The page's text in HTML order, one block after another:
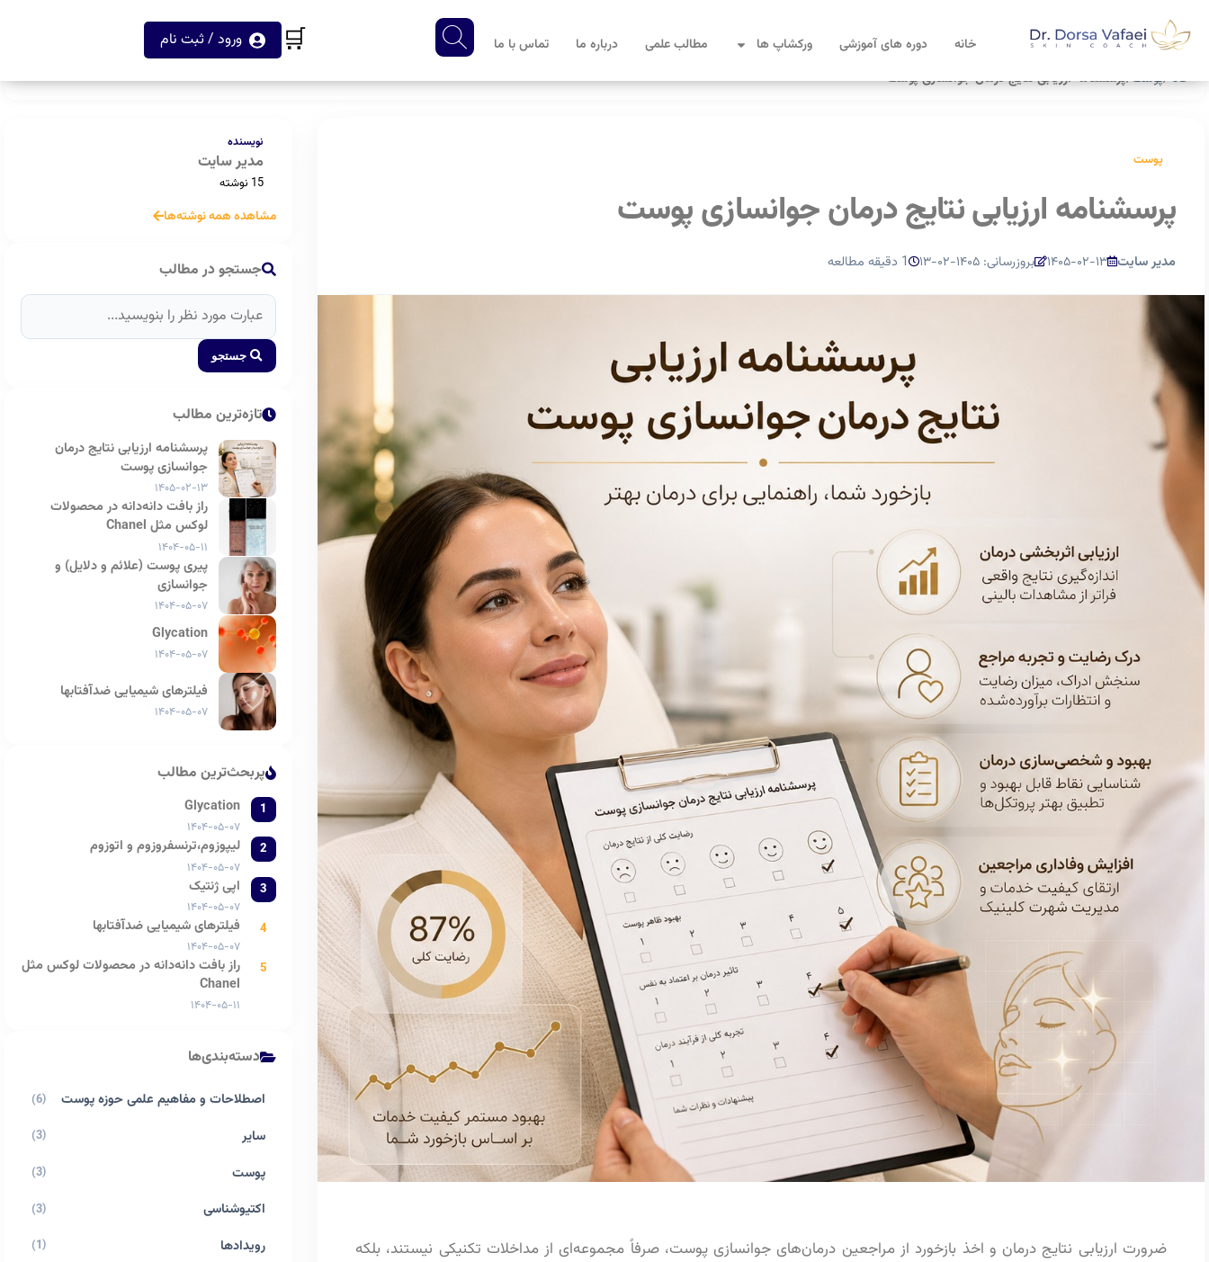
خانه دوره های آموزشی ورکشاپ ها مطالب علمی درباره ما تماس با ما 🛒 ورود / ثبت نام
خانه/پوست/پرسشنامه ارزیابی نتایج درمان جوانسازی پوست
پوست
پرسشنامه ارزیابی نتایج درمان جوانسازی پوست
مدیر سایت ۱۴۰۵-۰۲-۱۳ بروزرسانی: ۱۴۰۵-۰۲-۱۳ 1 دقیقه مطالعه
ضرورت ارزیابی نتایج درمان و اخذ بازخورد از مراجعین درمان‌های جوانسازی پوست، صرفاً مجموعه‌ای از مداخلات تکنیکی نیستند، بلکه
نویسنده
مدیر سایت
15 نوشته
مشاهده همه نوشته‌ها
جستجو در مطالب
جستجو
تازه‌ترین مطالب
پرسشنامه ارزیابی نتایج درمان
جوانسازی پوست
۱۴۰۵-۰۲-۱۳
راز بافت دانه‌دانه در محصولات
لوکس مثل Chanel
۱۴۰۴-۰۵-۱۱
پیری پوست (علائم و دلایل) و
جوانسازی
۱۴۰۴-۰۵-۰۷
Glycation
۱۴۰۴-۰۵-۰۷
فیلترهای شیمیایی ضدآفتابها
۱۴۰۴-۰۵-۰۷
پربحث‌ترین مطالب
1
Glycation
۱۴۰۴-۰۵-۰۷
2
لیپوزوم،ترنسفروزوم و اتوزوم
۱۴۰۴-۰۵-۰۷
3
اپی ژنتیک
۱۴۰۴-۰۵-۰۷
4
فیلترهای شیمیایی ضدآفتابها
۱۴۰۴-۰۵-۰۷
5
راز بافت دانه‌دانه در محصولات لوکس مثل
Chanel
۱۴۰۴-۰۵-۱۱
دسته‌بندی‌ها
اصطلاحات و مفاهیم علمی حوزه پوست (6)
سایر (3)
پوست (3)
اکتیوشناسی (3)
رویدادها (1)